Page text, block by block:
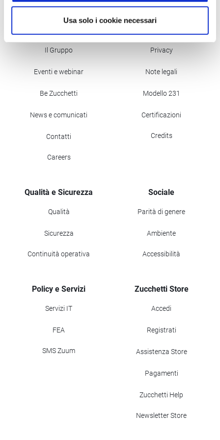
Usa solo i cookie necessari
Il Gruppo
Eventi e webinar
Be Zucchetti
News e comunicati
Contatti
Careers
Privacy
Note legali
Modello 231
Certificazioni
Credits
Qualità e Sicurezza
Qualità
Sicurezza
Continuità operativa
Sociale
Parità di genere
Ambiente
Accessibilità
Policy e Servizi
Servizi IT
FEA
SMS Zuum
Zucchetti Store
Accedi
Registrati
Assistenza Store
Pagamenti
Zucchetti Help
Newsletter Store